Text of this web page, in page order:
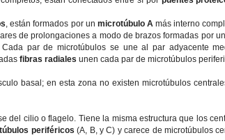
, están formados por un microtúbulo Amás interno
de prolongaciones a modo de brazos formadas por
par de microtúbulos se une al par adyacente
fibras radiales unen cada par de microtúbulos
basal; en esta zona no existen microtúbulos
del cilio o flagelo. Tiene la misma estructura que los
periféricos (A, B, y C) y carece de microtúbulos